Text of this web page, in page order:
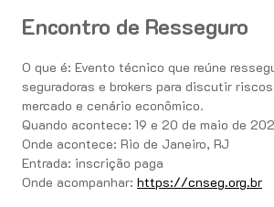
Encontro de Resseguro
O que é: Evento técnico que reúne
seguradoras e brokers para discutir
mercado e cenário econômico.
Quando acontece: 19 e 20 de maio de
Onde acontece: Rio de Janeiro, RJ
Entrada: inscrição paga
Onde acompanhar: https://cnseg.org.br